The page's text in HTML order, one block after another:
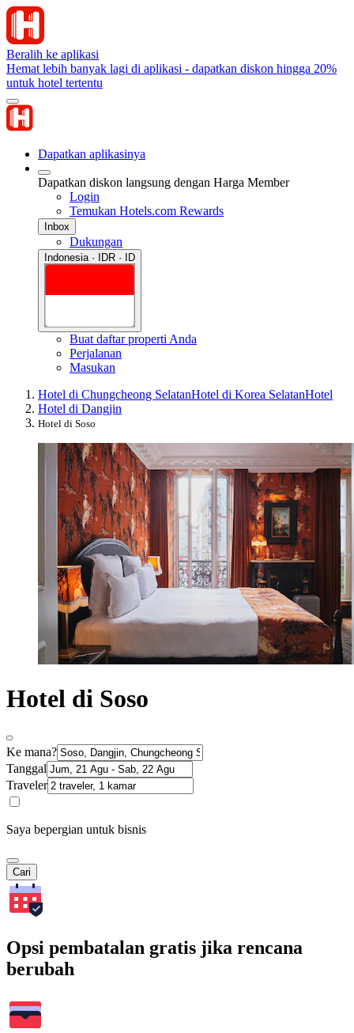
Beralih ke aplikasi
Hemat lebih banyak lagi di aplikasi - dapatkan diskon hingga 20%
untuk hotel tertentu
Dapatkan aplikasinya
Dapatkan diskon langsung dengan Harga Member
Login
Temukan Hotels.com Rewards
Inbox
Dukungan
Indonesia · IDR · ID
Buat daftar properti Anda
Perjalanan
Masukan
Hotel di Chungcheong SelatanHotel di Korea SelatanHotel
Hotel di Dangjin
Hotel di Soso
Hotel di Soso
Ke mana?
Tanggal
Traveler
Saya bepergian untuk bisnis
Cari
Opsi pembatalan gratis jika rencana
berubah